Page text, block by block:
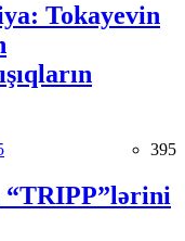
Tokayevin
395
“TRIPP”lərini